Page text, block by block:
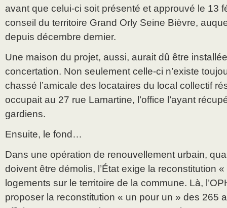
avant que celui-ci soit présenté et approuvé le 13
conseil du territoire Grand Orly Seine Bièvre,
depuis décembre dernier.
Une maison du projet, aussi, aurait dû être
concertation. Non seulement celle-ci n’existe
chassé l’amicale des locataires du local collectif
occupait au 27 rue Lamartine, l’office l’ayant
gardiens.
Ensuite, le fond…
Dans une opération de renouvellement urbain,
doivent être démolis, l’État exige la reconstitution
logements sur le territoire de la commune. Là,
proposer la reconstitution « un pour un » des 265